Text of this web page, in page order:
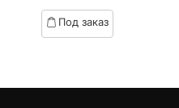
based
onПод заказ